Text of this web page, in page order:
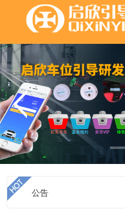
公告